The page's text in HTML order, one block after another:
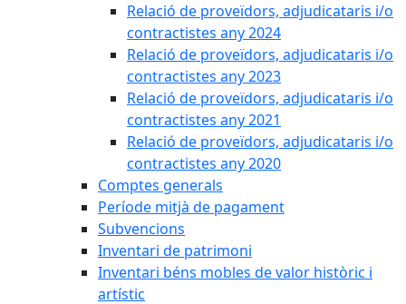
Relació de proveïdors, adjudicataris i/o
contractistes any 2024
Relació de proveïdors, adjudicataris i/o
contractistes any 2023
Relació de proveïdors, adjudicataris i/o
contractistes any 2021
Relació de proveïdors, adjudicataris i/o
contractistes any 2020
Comptes generals
Període mitjà de pagament
Subvencions
Inventari de patrimoni
Inventari béns mobles de valor històric i
artístic